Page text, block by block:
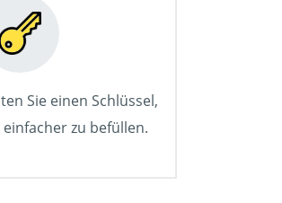
Sie einen Schlüssel,
zu befüllen.